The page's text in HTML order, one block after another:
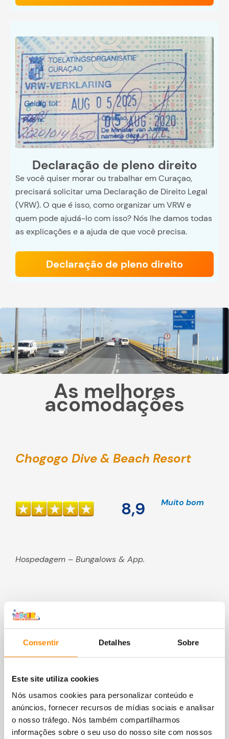
Consentir Detalhes Sobre
Este site utiliza cookies
Nós usamos cookies para personalizar conteúdo e
anúncios, fornecer recursos de mídias sociais e analisar
o nosso tráfego. Nós também compartilharmos
informações sobre o seu uso do nosso site com nossos
Declaração de pleno direito
Se você quiser morar ou trabalhar em Curaçao,
precisará solicitar uma Declaração de Direito Legal
(VRW). O que é isso, como organizar um VRW e
quem pode ajudá-lo com isso? Nós lhe damos todas
as explicações e a ajuda de que você precisa.
Declaração de pleno direito
As melhores
acomodações
Chogogo Dive & Beach Resort
8,9 Muito bom
Hospedagem – Bungalows & App.